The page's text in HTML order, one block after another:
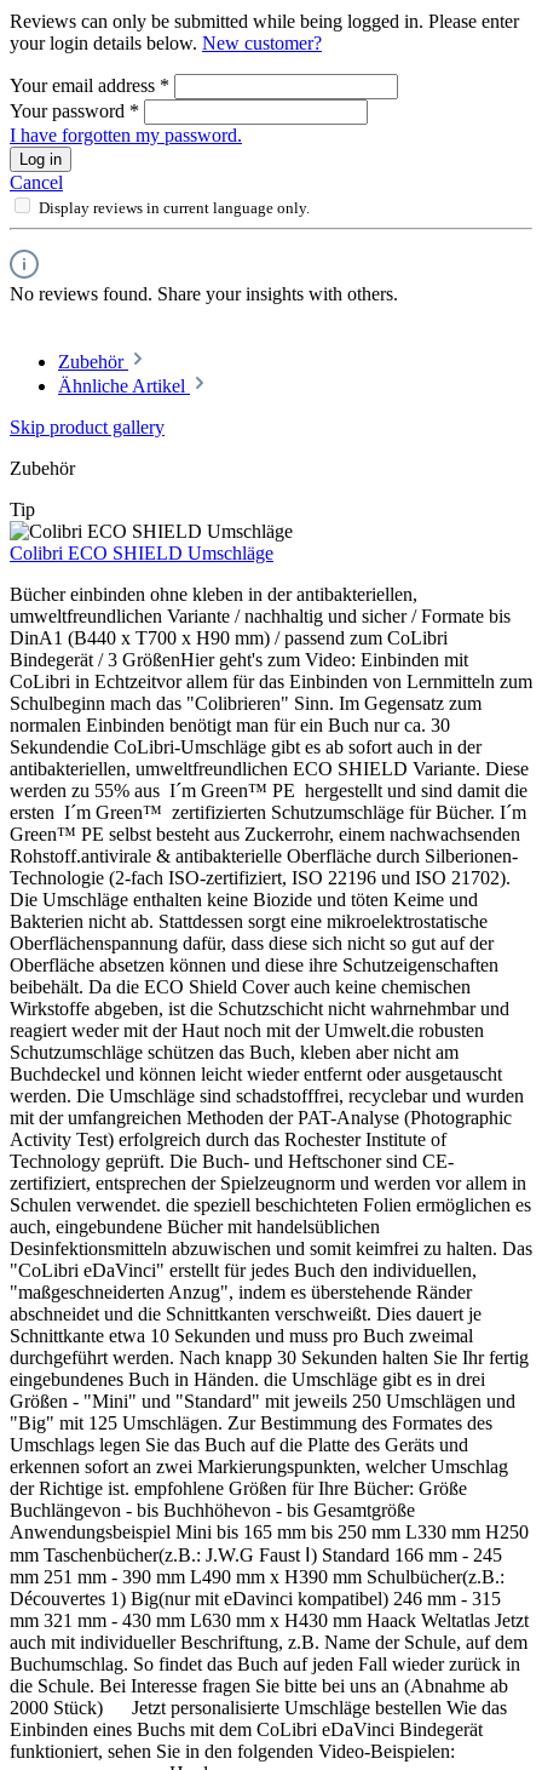
Reviews can only be submitted while being logged in. Please enter
your login details below. New customer?
Your email address *
Your password *
I have forgotten my password.
Log in
Cancel
Display reviews in current language only.
No reviews found. Share your insights with others.
Zubehör
Ähnliche Artikel
Skip product gallery
Zubehör
Tip
Colibri ECO SHIELD Umschläge
Bücher einbinden ohne kleben in der antibakteriellen,
umweltfreundlichen Variante / nachhaltig und sicher / Formate bis
DinA1 (B440 x T700 x H90 mm) / passend zum CoLibri
Bindegerät / 3 GrößenHier geht's zum Video: Einbinden mit
CoLibri in Echtzeitvor allem für das Einbinden von Lernmitteln zum
Schulbeginn mach das "Colibrieren" Sinn. Im Gegensatz zum
normalen Einbinden benötigt man für ein Buch nur ca. 30
Sekundendie CoLibri-Umschläge gibt es ab sofort auch in der
antibakteriellen, umweltfreundlichen ECO SHIELD Variante. Diese
werden zu 55% aus I´m Green™ PE hergestellt und sind damit die
ersten I´m Green™ zertifizierten Schutzumschläge für Bücher. I´m
Green™ PE selbst besteht aus Zuckerrohr, einem nachwachsenden
Rohstoff.antivirale & antibakterielle Oberfläche durch Silberionen-
Technologie (2-fach ISO-zertifiziert, ISO 22196 und ISO 21702).
Die Umschläge enthalten keine Biozide und töten Keime und
Bakterien nicht ab. Stattdessen sorgt eine mikroelektrostatische
Oberflächenspannung dafür, dass diese sich nicht so gut auf der
Oberfläche absetzen können und diese ihre Schutzeigenschaften
beibehält. Da die ECO Shield Cover auch keine chemischen
Wirkstoffe abgeben, ist die Schutzschicht nicht wahrnehmbar und
reagiert weder mit der Haut noch mit der Umwelt.die robusten
Schutzumschläge schützen das Buch, kleben aber nicht am
Buchdeckel und können leicht wieder entfernt oder ausgetauscht
werden. Die Umschläge sind schadstofffrei, recyclebar und wurden
mit der umfangreichen Methoden der PAT-Analyse (Photographic
Activity Test) erfolgreich durch das Rochester Institute of
Technology geprüft. Die Buch- und Heftschoner sind CE-
zertifiziert, entsprechen der Spielzeugnorm und werden vor allem in
Schulen verwendet. die speziell beschichteten Folien ermöglichen es
auch, eingebundene Bücher mit handelsüblichen
Desinfektionsmitteln abzuwischen und somit keimfrei zu halten. Das
"CoLibri eDaVinci" erstellt für jedes Buch den individuellen,
"maßgeschneiderten Anzug", indem es überstehende Ränder
abschneidet und die Schnittkanten verschweißt. Dies dauert je
Schnittkante etwa 10 Sekunden und muss pro Buch zweimal
durchgeführt werden. Nach knapp 30 Sekunden halten Sie Ihr fertig
eingebundenes Buch in Händen. die Umschläge gibt es in drei
Größen - "Mini" und "Standard" mit jeweils 250 Umschlägen und
"Big" mit 125 Umschlägen. Zur Bestimmung des Formates des
Umschlags legen Sie das Buch auf die Platte des Geräts und
erkennen sofort an zwei Markierungspunkten, welcher Umschlag
der Richtige ist. empfohlene Größen für Ihre Bücher: Größe
Buchlängevon - bis Buchhöhevon - bis Gesamtgröße
Anwendungsbeispiel Mini bis 165 mm bis 250 mm L330 mm H250
mm Taschenbücher(z.B.: J.W.G Faust Ⅰ) Standard 166 mm - 245
mm 251 mm - 390 mm L490 mm x H390 mm Schulbücher(z.B.:
Découvertes 1) Big(nur mit eDavinci kompatibel) 246 mm - 315
mm 321 mm - 430 mm L630 mm x H430 mm Haack Weltatlas Jetzt
auch mit individueller Beschriftung, z.B. Name der Schule, auf dem
Buchumschlag. So findet das Buch auf jeden Fall wieder zurück in
die Schule. Bei Interesse fragen Sie bitte bei uns an (Abnahme ab
2000 Stück) Jetzt personalisierte Umschläge bestellen Wie das
Einbinden eines Buchs mit dem CoLibri eDaVinci Bindegerät
funktioniert, sehen Sie in den folgenden Video-Beispielen: